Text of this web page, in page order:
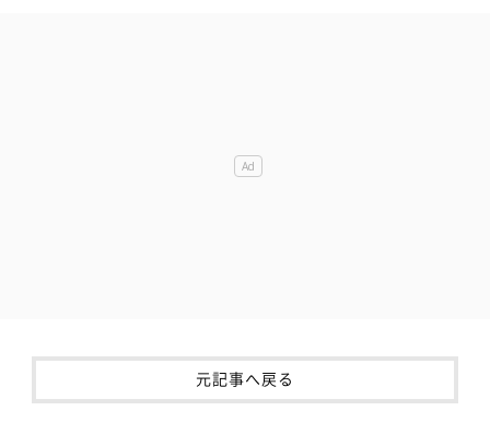
元記事へ戻る